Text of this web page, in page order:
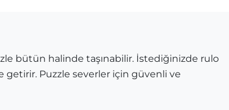
bütün halinde taşınabilir. İstediğinizde rulo
getirir. Puzzle severler için güvenli ve